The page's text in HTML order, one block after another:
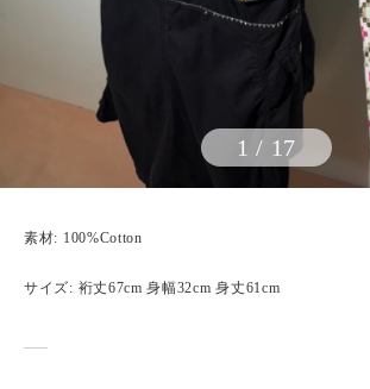
1 / 17
素材: 100%Cotton
サイズ: 裄丈67cm 身幅32cm 身丈61cm